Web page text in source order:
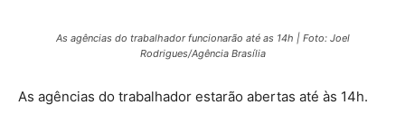
As agências do trabalhador funcionarão até as 14h | Foto: Joel
Rodrigues/Agência Brasília
As agências do trabalhador estarão abertas até às 14h.